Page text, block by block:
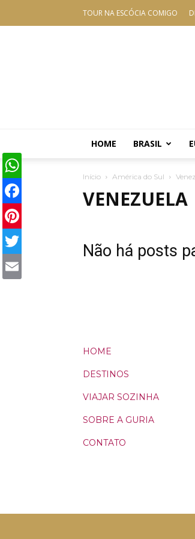
TOUR NA ESCÓCIA COMIGO
HOME BRASIL
Início América do Sul
VENEZUELA
Não há posts
HOME
DESTINOS
VIAJAR SOZINHA
SOBRE A GURIA
CONTATO
WhatsApp
Facebook
Pinterest
Twitter